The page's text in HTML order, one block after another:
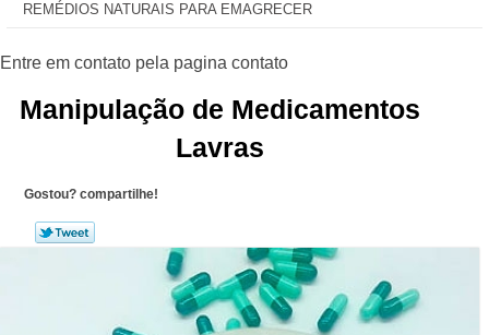
REMÉDIOS NATURAIS PARA EMAGRECER
Manipulação de Medicamentos
Lavras
Gostou? compartilhe!